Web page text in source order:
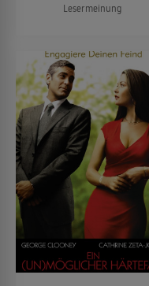
Lesermeinung